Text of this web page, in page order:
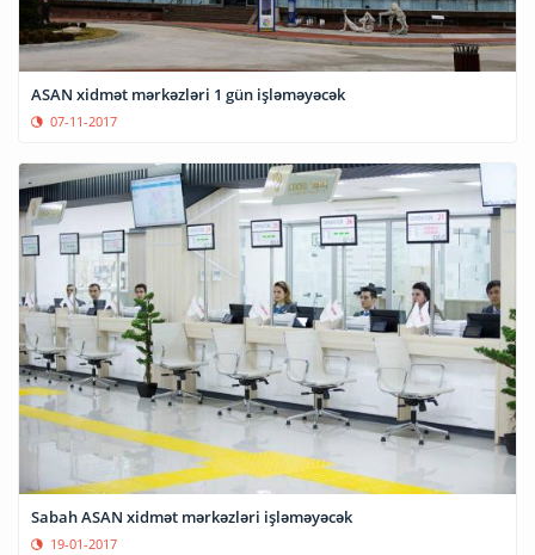
ASAN xidmət mərkəzləri 1 gün işləməyəcək
07-11-2017
Sabah ASAN xidmət mərkəzləri işləməyəcək
19-01-2017